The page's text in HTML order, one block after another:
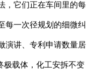
，它们正在车间里的每
每一次径规划的细微纠
演讲、专利申请数量居
极载体，化工安拆不变